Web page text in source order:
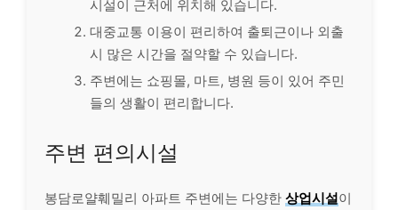
시설이 근처에 위치해 있습니다.
대중교통 이용이 편리하여 출퇴근이나 외출
시 많은 시간을 절약할 수 있습니다.
주변에는 쇼핑몰, 마트, 병원 등이 있어 주민
들의 생활이 편리합니다.
주변 편의시설
봉담로얄훼밀리 아파트 주변에는 다양한 상업시설이